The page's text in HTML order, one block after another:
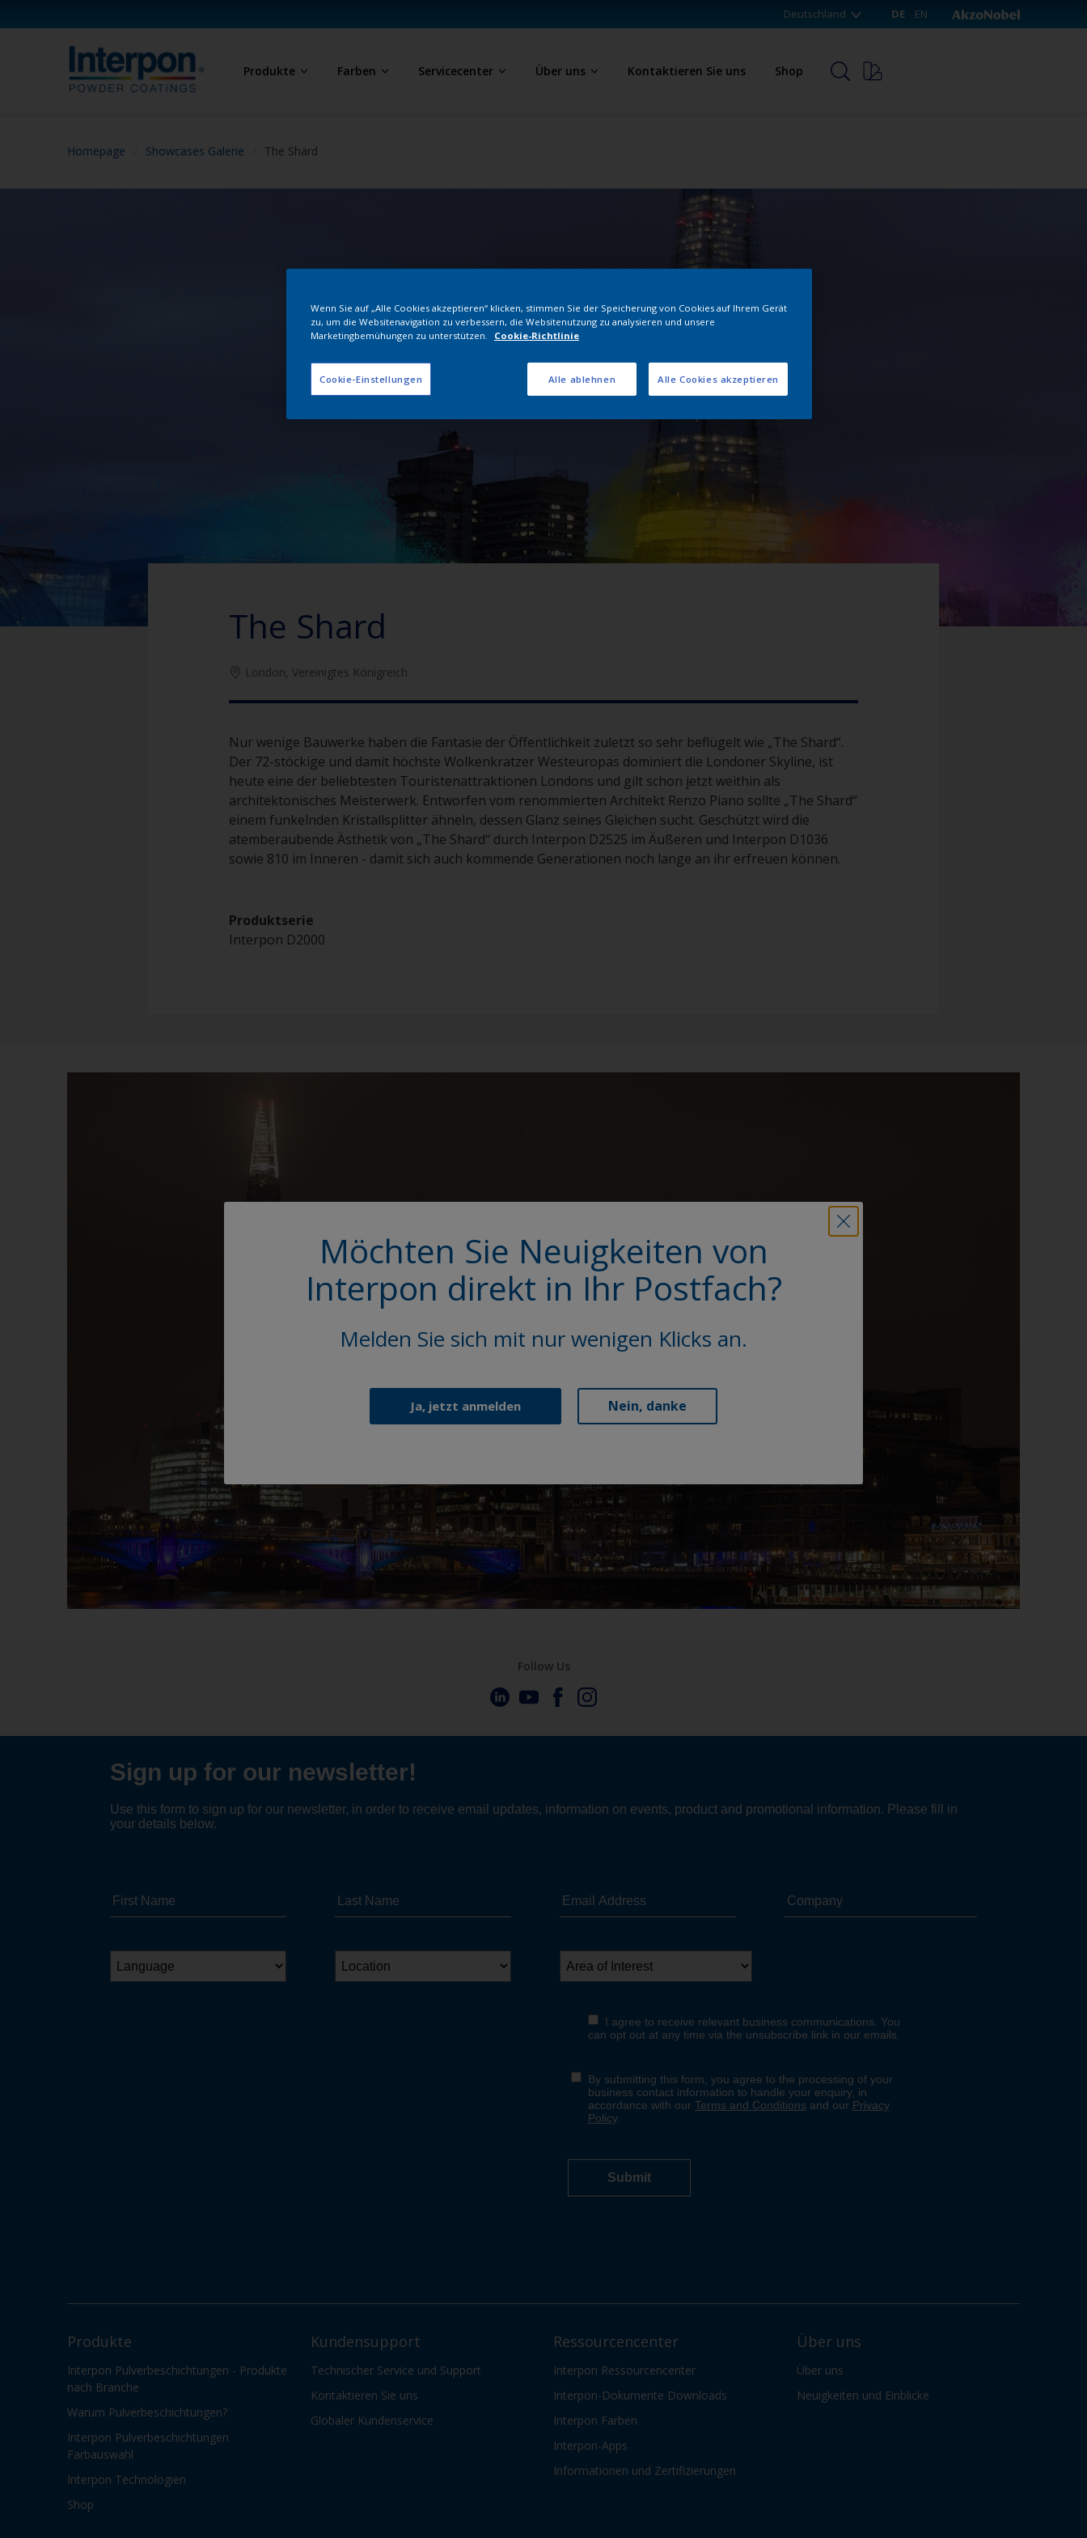
Deutschland DE EN
Produkte Farben Servicecenter Über uns Kontaktieren Sie uns Shop
Homepage Showcases Galerie The Shard
The Shard
London, Vereinigtes Königreich
Nur wenige Bauwerke haben die Fantasie der Öffentlichkeit zuletzt so sehr beflügelt wie „The Shard“.
Der 72-stöckige und damit höchste Wolkenkratzer Westeuropas dominiert die Londoner Skyline, ist
heute eine der beliebtesten Touristenattraktionen Londons und gilt schon jetzt weithin als
architektonisches Meisterwerk. Entworfen vom renommierten Architekt Renzo Piano sollte „The Shard“
einem funkelnden Kristallsplitter ähneln, dessen Glanz seines Gleichen sucht. Geschützt wird die
atemberaubende Ästhetik von „The Shard“ durch Interpon D2525 im Äußeren und Interpon D1036
sowie 810 im Inneren - damit sich auch kommende Generationen noch lange an ihr erfreuen können.
Produktserie
Interpon D2000
Möchten Sie Neuigkeiten von
Interpon direkt in Ihr Postfach?
Melden Sie sich mit nur wenigen Klicks an.
Ja, jetzt anmelden Nein, danke
Follow Us
Produkte
Interpon Pulverbeschichtungen - Produkte
nach Branche
Warum Pulverbeschichtungen?
Interpon Pulverbeschichtungen
Farbauswahl
Interpon Technologien
Shop
Kundensupport
Technischer Service und Support
Kontaktieren Sie uns
Globaler Kundenservice
Ressourcencenter
Interpon Ressourcencenter
Interpon-Dokumente Downloads
Interpon Farben
Interpon-Apps
Informationen und Zertifizierungen
Über uns
Über uns
Neuigkeiten und Einblicke
Wenn Sie auf „Alle Cookies akzeptieren“ klicken, stimmen Sie der Speicherung von Cookies auf Ihrem Gerät
zu, um die Websitenavigation zu verbessern, die Websitenutzung zu analysieren und unsere
Marketingbemühungen zu unterstützen.
Cookie-Richtlinie
Cookie-Einstellungen Alle ablehnen Alle Cookies akzeptieren